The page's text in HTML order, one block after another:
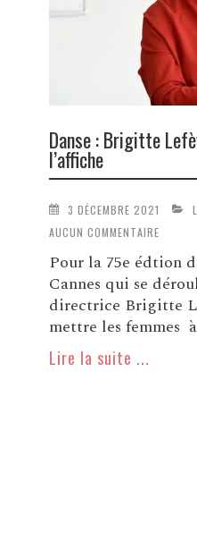
Danse : Brigitte
l’affiche
3 DÉCEMBRE 2021
AUCUN COMMENTAIRE
Pour la 75e édtion
Cannes qui se
directrice Brigitte
mettre les femmes
Lire la suite ...